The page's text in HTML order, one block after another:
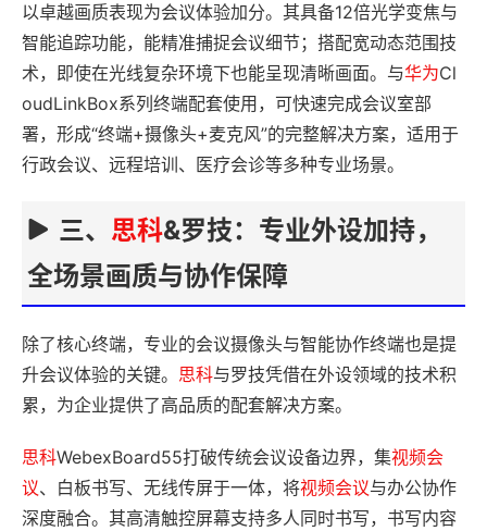
以卓越画质表现为会议体验加分。其具备12倍光学变焦与
智能追踪功能，能精准捕捉会议细节；搭配宽动态范围技
术，即使在光线复杂环境下也能呈现清晰画面。与华为Cl
oudLinkBox系列终端配套使用，可快速完成会议室部
署，形成“终端+摄像头+麦克风”的完整解决方案，适用于
行政会议、远程培训、医疗会诊等多种专业场景。
三、 思科&罗技：专业外设加持，
全场景画质与协作保障
除了核心终端，专业的会议摄像头与智能协作终端也是提
升会议体验的关键。 思科与罗技凭借在外设领域的技术积
累，为企业提供了高品质的配套解决方案。
思科WebexBoard55打破传统会议设备边界，集视频会
议、白板书写、无线传屏于一体，将视频会议与办公协作
深度融合。其高清触控屏幕支持多人同时书写，书写内容